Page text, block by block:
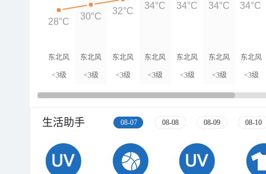
东北风
<3级
东北风
<3级
东北风
<3级
东北风
<3级
东北风
<3级
东北风
<3级
东北风
<3级
28°C
30°C
32°C
34°C 34°C 34°C 34°C
生活助手 08-07 08-08 08-09 08-10